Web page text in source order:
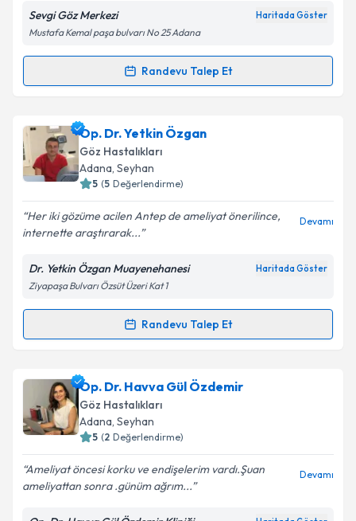
Kişisel verilerimin işlenmesine ilişkinAydınlatma
kapsamda işlenmesini kabul ediyorum.
Takvim Talebini Gönder
Sevgi Göz Merkezi Haritada Göster
Mustafa Kemal paşa bulvarı No 25 Adana
Randevu Talep Et
Randevu Takvimi Talebi
Op. Dr. Gülin Görkem Dedeoğlu
takvimi talebi oluşturun. Size bu uzmandan randevu
almanız için bir takvim hazırlandığında e-posta ile
bilgilendireceğiz.
E-posta Adresiniz
Kişisel verilerimin işlenmesine ilişkin
Metni'ni okudum ve kişisel verilerimin belirtilen
kapsamda işlenmesini kabul ediyorum.
Op. Dr. Yetkin Özgan
Göz Hastalıkları
Adana, Seyhan
5 (5 Değerlendirme)
Her iki gözüme acilen Antep de ameliyat önerilince,
internette araştırarak...
Devamı
Dr. Yetkin Özgan Muayenehanesi Haritada Göster
Ziyapaşa Bulvarı Özsüt Üzeri Kat 1
Randevu Talep Et
Randevu Takvimi Talebi
Op. Dr. Yetkin Özganiçin randevu takvimi talebi
oluşturun. Size bu uzmandan randevu almanız için bir
takvim hazırlandığında e-posta ile bilgilendireceğiz.
Op. Dr. Havva Gül Özdemir
Göz Hastalıkları
Adana, Seyhan
5 (2 Değerlendirme)
Ameliyat öncesi korku ve endişelerim vardı.Şuan
ameliyattan sonra .günüm ağrım...
Devamı